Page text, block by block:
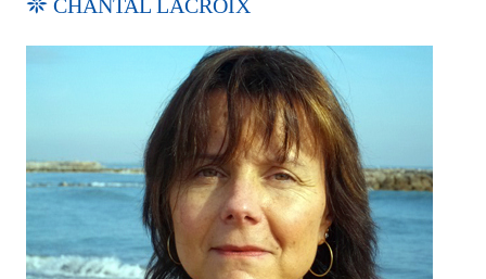
CHANTAL LACROIX